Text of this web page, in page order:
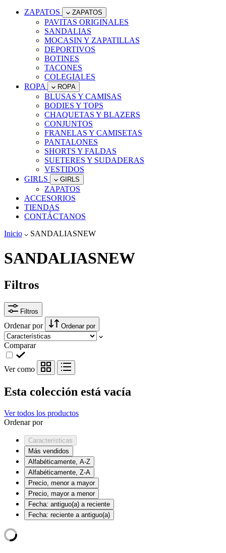
ZAPATOS ZAPATOS
PAVITAS ORIGINALES
SANDALIAS
MOCASIN Y ZAPATILLAS
DEPORTIVOS
BOTINES
TACONES
COLEGIALES
ROPA
ROPA
BLUSAS Y CAMISAS
BODIES Y TOPS
CHAQUETAS Y BLAZERS
CONJUNTOS
FRANELAS Y CAMISETAS
PANTALONES
SHORTS Y FALDAS
SUETERES Y SUDADERAS
VESTIDOS
GIRLS
GIRLS
ZAPATOS
ACCESORIOS
TIENDAS
CONTÁCTANOS
Inicio
SANDALIASNEW
SANDALIASNEW
Filtros
Filtros
Ordenar por Ordenar por
Comparar
Ver como
Esta colección está vacía
Ver todos los productos
Ordenar por
Características
Más vendidos
Alfabéticamente, A-Z
Alfabéticamente, Z-A
Precio, menor a mayor
Precio, mayor a menor
Fecha: antiguo(a) a reciente
Fecha: reciente a antiguo(a)